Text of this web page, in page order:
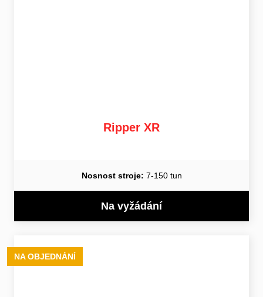
Ripper XR
Nosnost stroje: 7-150 tun
Na vyžádání
NA OBJEDNÁNÍ